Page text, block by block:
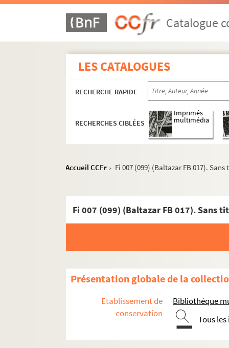
Catalogue
LES CATALOGUES
RECHERCHE RAPIDE
RECHERCHES CIBLÉES
Imprimés
multimédia
Accueil CCFr > Fi 007 (099) (Baltazar FB 017).
Présentation globale de la
Etablissement de
conservation
Bibliothèque
Tous
A - Documents sur Julius Baltazar
B - Livres imprimés écrits ou ornés par
C - Livres d'artistes manuscrits écrits ou